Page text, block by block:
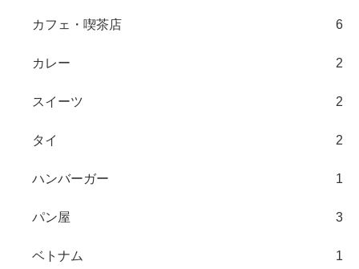
カフェ・喫茶店 6
カレー 2
スイーツ 2
タイ 2
ハンバーガー 1
パン屋 3
ベトナム 1